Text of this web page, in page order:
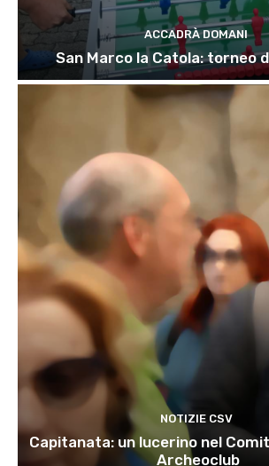
ACCADRÀ DOMANI
San Marco la Catola: torneo
NOTIZIE CSV
Capitanata: un lucerino nel
Archeoclub